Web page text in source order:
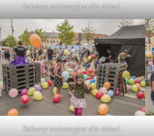
Zabawy animacyjne dla dzieci.
Zabawy animacyjne dla dzieci.